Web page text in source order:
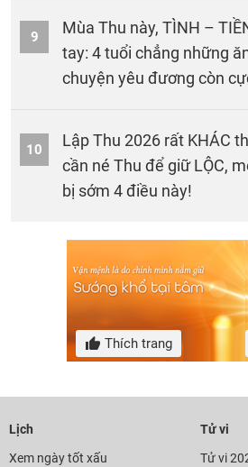
9
Mùa Thu này, TÌNH –
tay: 4 tuổi chẳng những
chuyện yêu đương còn
10
Lập Thu 2026 rất KHÁC
cần né Thu để giữ LỘC,
bị sớm 4 điều này!
Thích trang
Lịch
Xem ngày tốt xấu
Tử vi
Tử vi